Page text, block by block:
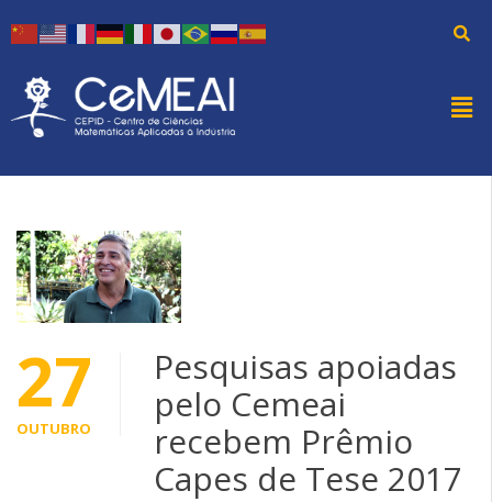
27
OUTUBRO
Pesquisas apoiadas
pelo Cemeai
recebem Prêmio
Capes de Tese 2017